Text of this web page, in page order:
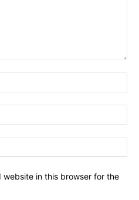
website in this browser for the